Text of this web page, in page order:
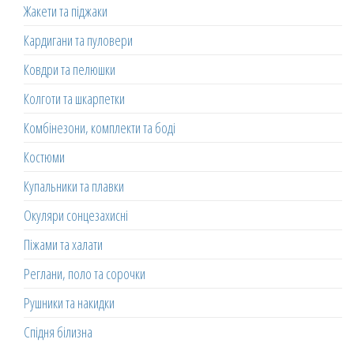
Жакети та піджаки
Кардигани та пуловери
Ковдри та пелюшки
Колготи та шкарпетки
Комбінезони, комплекти та боді
Костюми
Купальники та плавки
Окуляри сонцезахисні
Піжами та халати
Реглани, поло та сорочки
Рушники та накидки
Спідня білизна